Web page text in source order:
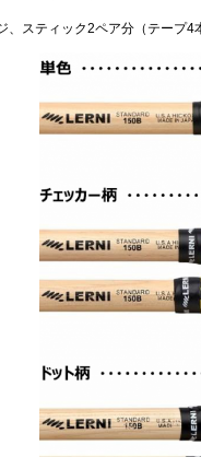
、スティック2ペア分（テープ4